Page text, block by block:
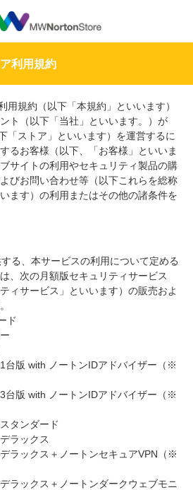
利用規約
用規約（以下「本規約」といいます）
ト（以下「当社」といいます。）が
「ストア」といいます）を運営するに
るお客様（以下、「お客様」といいま
サイトの利用やセキュリティ製品の購
びお問い合わせ等（以下これらを総称
ます）の利用またはその他の諸条件を
る、本サービスの利用について定める
、次の月額版セキュリティサービス
ィサービス」といいます）の販売およ
ド
版 with ノートンIDアドバイザー（※
版 with ノートンIDアドバイザー（※
タンダード
ラックス
ラックス＋ノートンセキュアVPN（※
ラックス＋ノートンダークウェブモニ